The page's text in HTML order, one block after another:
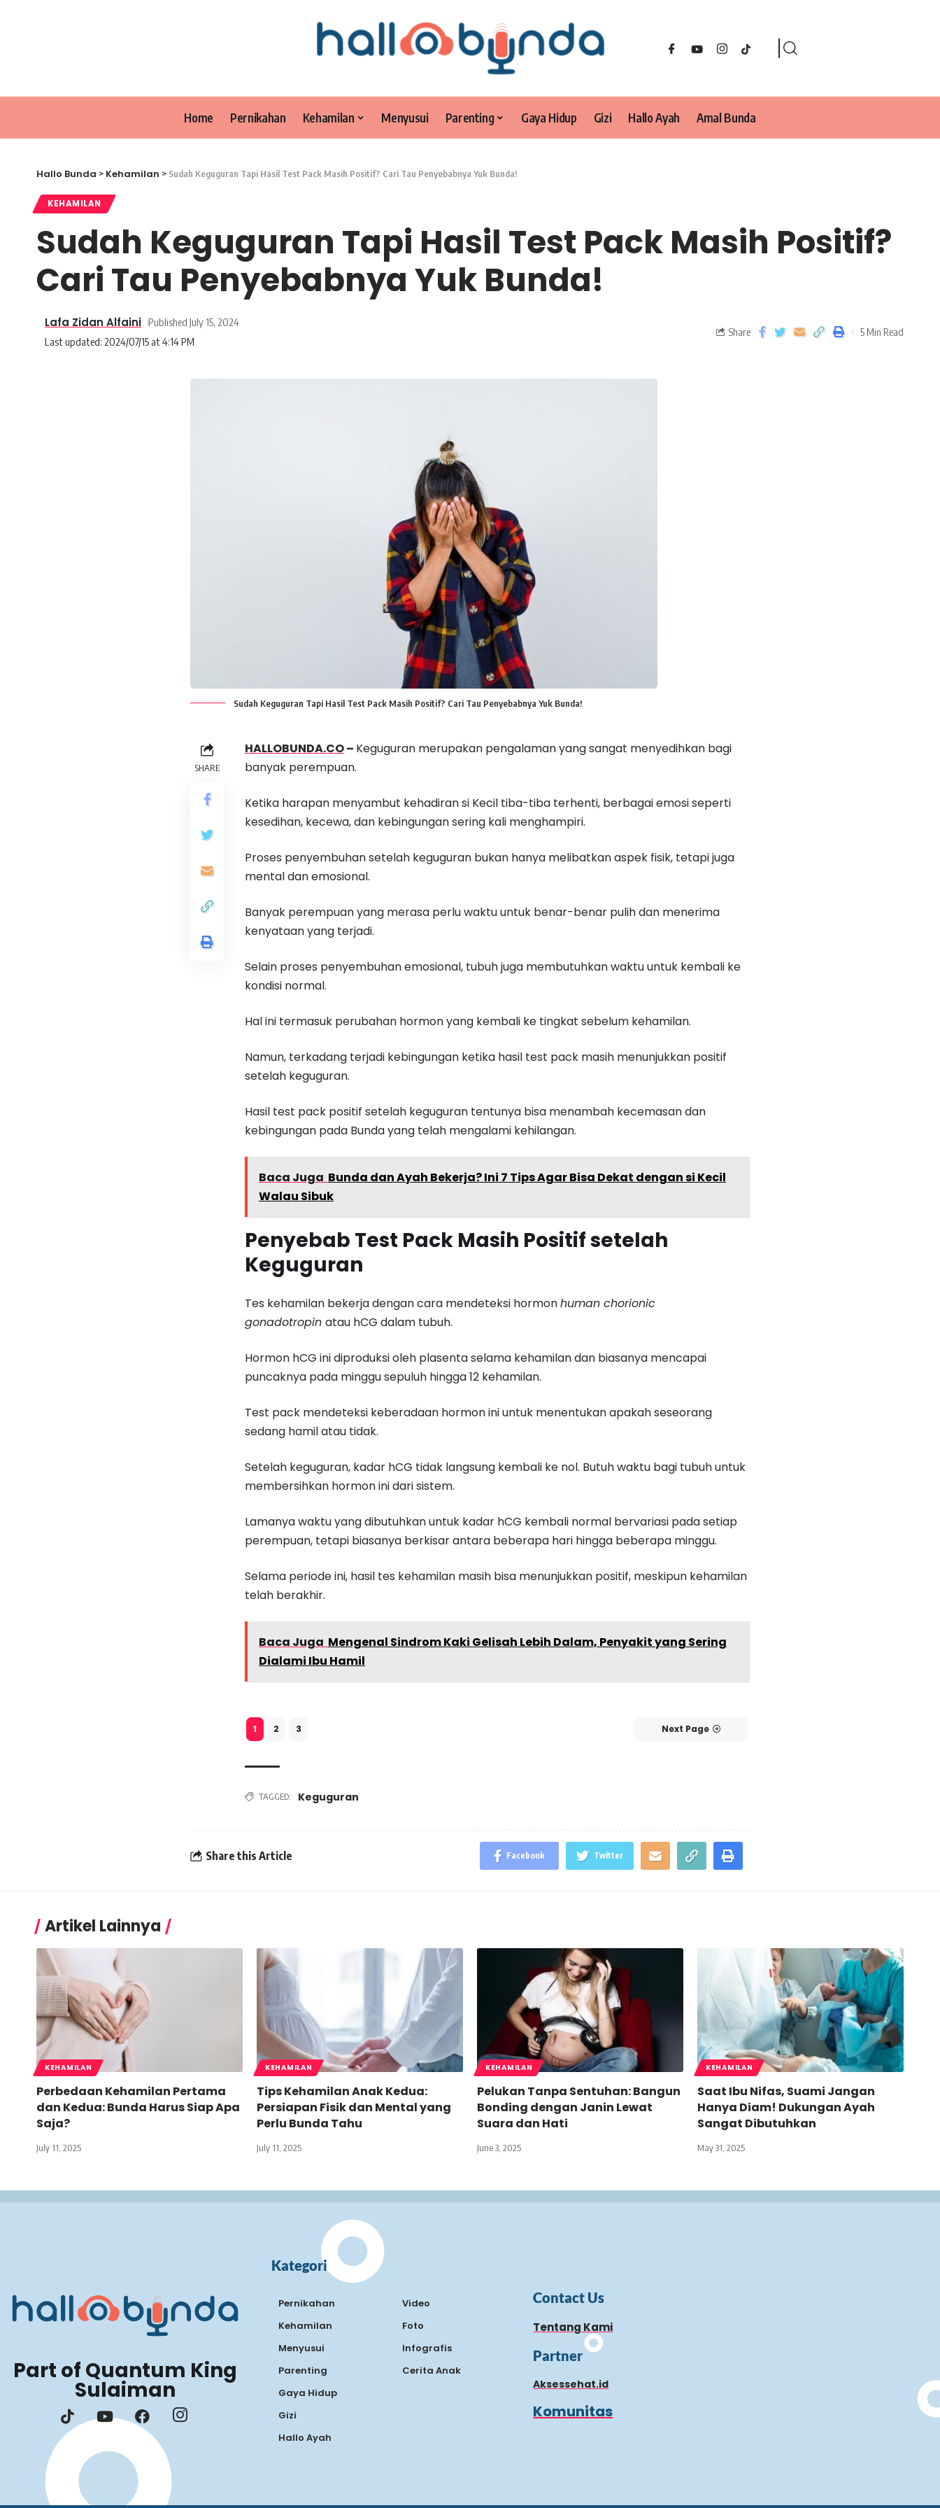
Home Pernikahan Kehamilan Menyusui Parenting Gaya Hidup Gizi Hallo Ayah Amal Bunda
Hallo Bunda > Kehamilan > Sudah Keguguran Tapi Hasil Test Pack Masih Positif? Cari Tau Penyebabnya Yuk Bunda!
KEHAMILAN
Sudah Keguguran Tapi Hasil Test Pack Masih Positif?
Cari Tau Penyebabnya Yuk Bunda!
Last updated: 2024/07/15 at 4:14 PM
Lafa Zidan Alfaini Published July 15, 2024
Share 5 Min Read
Sudah Keguguran Tapi Hasil Test Pack Masih Positif? Cari Tau Penyebabnya Yuk Bunda!
SHARE
HALLOBUNDA.CO– Keguguran merupakan pengalaman yang sangat menyedihkan bagi
banyak perempuan.
Ketika harapan menyambut kehadiran si Kecil tiba-tiba terhenti, berbagai emosi seperti
kesedihan, kecewa, dan kebingungan sering kali menghampiri.
Proses penyembuhan setelah keguguran bukan hanya melibatkan aspek fisik, tetapi juga
mental dan emosional.
Banyak perempuan yang merasa perlu waktu untuk benar-benar pulih dan menerima
kenyataan yang terjadi.
Selain proses penyembuhan emosional, tubuh juga membutuhkan waktu untuk kembali ke
kondisi normal.
Hal ini termasuk perubahan hormon yang kembali ke tingkat sebelum kehamilan.
Namun, terkadang terjadi kebingungan ketika hasil test pack masih menunjukkan positif
setelah keguguran.
Hasil test pack positif setelah keguguran tentunya bisa menambah kecemasan dan
kebingungan pada Bunda yang telah mengalami kehilangan.
Baca Juga Bunda dan Ayah Bekerja? Ini 7 Tips Agar Bisa Dekat dengan si Kecil
Walau Sibuk
Penyebab Test Pack Masih Positif setelah
Keguguran
Tes kehamilan bekerja dengan cara mendeteksi hormonhuman chorionic
gonadotropin atau hCG dalam tubuh.
Hormon hCG ini diproduksi oleh plasenta selama kehamilan dan biasanya mencapai
puncaknya pada minggu sepuluh hingga 12 kehamilan.
Test pack mendeteksi keberadaan hormon ini untuk menentukan apakah seseorang
sedang hamil atau tidak.
Setelah keguguran, kadar hCG tidak langsung kembali ke nol. Butuh waktu bagi tubuh untuk
membersihkan hormon ini dari sistem.
Lamanya waktu yang dibutuhkan untuk kadar hCG kembali normal bervariasi pada setiap
perempuan, tetapi biasanya berkisar antara beberapa hari hingga beberapa minggu.
Selama periode ini, hasil tes kehamilan masih bisa menunjukkan positif, meskipun kehamilan
telah berakhir.
Baca Juga Mengenal Sindrom Kaki Gelisah Lebih Dalam, Penyakit yang Sering
Dialami Ibu Hamil
1 2 3 Next Page
TAGGED: Keguguran
Share this Article Facebook Twitter
Artikel Lainnya
KEHAMILAN
Perbedaan Kehamilan Pertama
dan Kedua: Bunda Harus Siap Apa
Saja?
July 11, 2025
KEHAMILAN
Tips Kehamilan Anak Kedua:
Persiapan Fisik dan Mental yang
Perlu Bunda Tahu
July 11, 2025
KEHAMILAN
Pelukan Tanpa Sentuhan: Bangun
Bonding dengan Janin Lewat
Suara dan Hati
June 3, 2025
KEHAMILAN
Saat Ibu Nifas, Suami Jangan
Hanya Diam! Dukungan Ayah
Sangat Dibutuhkan
May 31, 2025
Part of Quantum King
Sulaiman
Kategori
Pernikahan
Kehamilan
Menyusui
Parenting
Gaya Hidup
Gizi
Hallo Ayah
Video
Foto
Infografis
Cerita Anak
Contact Us
Tentang Kami
Partner
Aksessehat.id
Komunitas